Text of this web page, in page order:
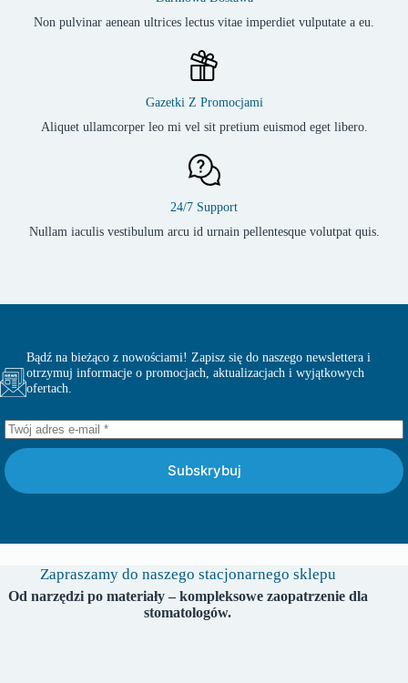
Non pulvinar aenean ultrices lectus vitae imperdiet vulputate a eu.
Gazetki Z Promocjami
Aliquet ullamcorper leo mi vel sit pretium euismod eget libero.
24/7 Support
Nullam iaculis vestibulum arcu id urnain pellentesque volutpat quis.
Bądź na bieżąco z nowościami! Zapisz się do naszego newslettera i
otrzymuj informacje o promocjach, aktualizacjach i wyjątkowych
ofertach.
Subskrybuj
Zapraszamy do naszego stacjonarnego sklepu
Od narzędzi po materiały – kompleksowe zaopatrzenie dla
stomatologów.